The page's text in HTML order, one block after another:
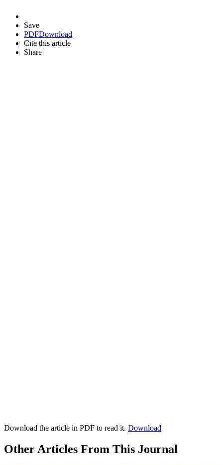
Save
PDFDownload
Cite this article
Share
Download the article in PDF to read it. Download
Other Articles From This Journal